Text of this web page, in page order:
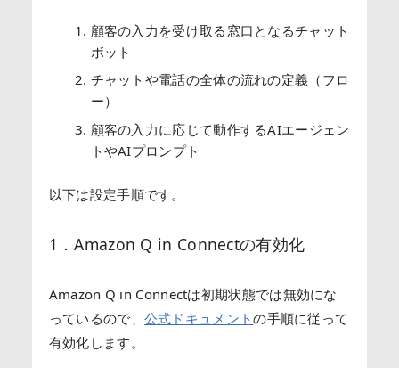
顧客の入力を受け取る窓口となるチャット
ボット
チャットや電話の全体の流れの定義（フロ
ー）
顧客の入力に応じて動作するAIエージェン
トやAIプロンプト
以下は設定手順です。
1．Amazon Q in Connectの有効化
Amazon Q in Connectは初期状態では無効にな
っているので、 公式ドキュメントの手順に従って
有効化します。